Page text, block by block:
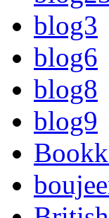
blog3
blog6
blog8
blog9